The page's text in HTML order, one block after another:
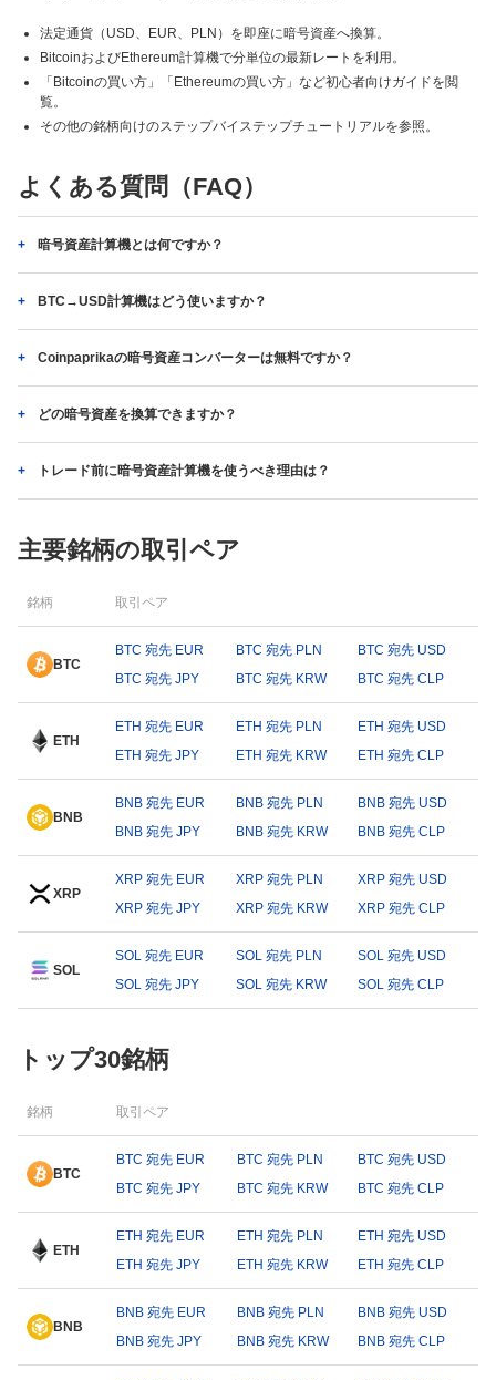
法定通貨（USD、EUR、PLN）を即座に暗号資産へ換算。
BitcoinおよびEthereum計算機で分単位の最新レートを利用。
「Bitcoinの買い方」「Ethereumの買い方」など初心者向けガイドを閲
覧。
その他の銘柄向けのステップバイステップチュートリアルを参照。
よくある質問（FAQ）
暗号資産計算機とは何ですか？
BTC→USD計算機はどう使いますか？
Coinpaprikaの暗号資産コンバーターは無料ですか？
どの暗号資産を換算できますか？
トレード前に暗号資産計算機を使うべき理由は？
主要銘柄の取引ペア
銘柄 取引ペア
BTC
BTC 宛先 EUR BTC 宛先 PLN
BTC 宛先 USD
BTC 宛先 JPY
BTC 宛先 KRW BTC 宛先 CLP
ETH
ETH 宛先 EUR ETH 宛先 PLN
ETH 宛先 USD
ETH 宛先 JPY
ETH 宛先 KRW ETH 宛先 CLP
BNB
BNB 宛先 EUR BNB 宛先 PLN
BNB 宛先 USD
BNB 宛先 JPY
BNB 宛先 KRW BNB 宛先 CLP
XRP
XRP 宛先 EUR XRP 宛先 PLN
XRP 宛先 USD
XRP 宛先 JPY
XRP 宛先 KRW XRP 宛先 CLP
SOL
SOL 宛先 EUR SOL 宛先 PLN
SOL 宛先 USD
SOL 宛先 JPY
SOL 宛先 KRW SOL 宛先 CLP
トップ30銘柄
銘柄 取引ペア
BTC
BTC 宛先 EUR BTC 宛先 PLN
BTC 宛先 USD
BTC 宛先 JPY
BTC 宛先 KRW BTC 宛先 CLP
ETH
ETH 宛先 EUR ETH 宛先 PLN
ETH 宛先 USD
ETH 宛先 JPY
ETH 宛先 KRW ETH 宛先 CLP
BNB
BNB 宛先 EUR BNB 宛先 PLN
BNB 宛先 USD
BNB 宛先 JPY
BNB 宛先 KRW BNB 宛先 CLP